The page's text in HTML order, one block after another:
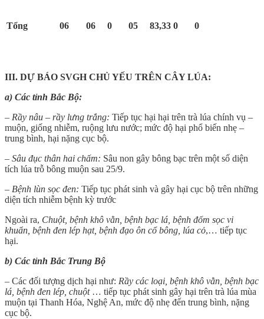
Tổng 06 06 0 05 83,33 0 0
III. DỰ BÁO SVGH CHỦ YẾU TRÊN CÂY LÚA:
a) Các tỉnh Bắc Bộ:
– Rầy nâu – rầy lưng trắng: Tiếp tục hại hại trên trà lúa chính vụ –
muộn, giống nhiễm, ruộng lưu nước; mức độ hại phổ biến nhẹ –
trung bình, hại nặng cục bộ.
– Sâu đục thân hai chấm: Sâu non gây bông bạc trên một số diện
tích lúa trỗ bông muộn sau 25/9.
– Bệnh lùn sọc đen: Tiếp tục phát sinh và gây hại cục bộ trên những
diện tích nhiễm bệnh kỳ trước
Ngoài ra, Chuột, bệnh khô vằn, bệnh bạc lá, bệnh đốm sọc vi
khuẩn, bệnh đen lép hạt, bệnh đạo ôn cổ bông, lúa cỏ,… tiếp tục
hại.
b) Các tỉnh Bắc Trung Bộ
– Các đối tượng dịch hại như: Rầy các loại, bệnh khô vằn, bệnh bạc
lá, bệnh đen lép, chuột … tiếp tục phát sinh gây hại trên trà lúa mùa
muộn tại Thanh Hóa, Nghệ An, mức độ nhẹ đến trung bình, nặng
cục bộ.